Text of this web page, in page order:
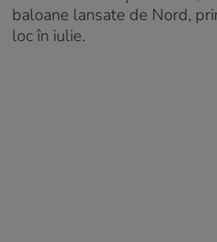
baloane lansate de Nord,
loc în iulie.